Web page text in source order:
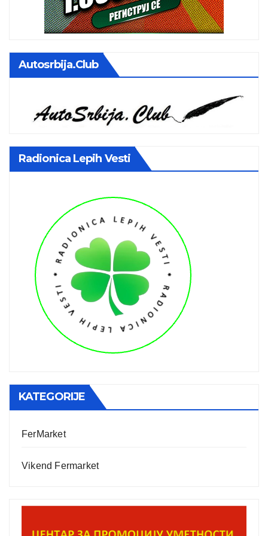
Autosrbija.club
Radionica Lepih Vesti
KATEGORIJE
FerMarket
Vikend Fermarket